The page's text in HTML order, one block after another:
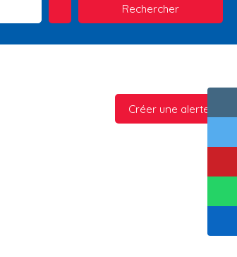
NOS FORMATIONS BLOG CONTACT
Rechercher
Créer une alerte